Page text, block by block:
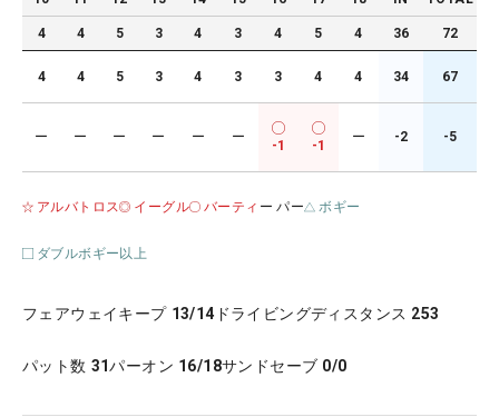
4 4 5 3 4 3 4 5 4 36 72
4 4 5 3 4 3 3 4 4 34 67
ー ー ー ー ー ー
-1 -1
ー -2 -5
アルバトロス イーグル バーティ ー パー ボギー
ダブルボギー以上
フェアウェイキープ 13/14 ドライビングディスタンス 253
パット数 31パーオン 16/18サンドセーブ 0/0